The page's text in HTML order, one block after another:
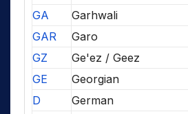
GA
Garhwali
GAR
Garo
GZ
Ge'ez / Geez
GE
Georgian
D
German